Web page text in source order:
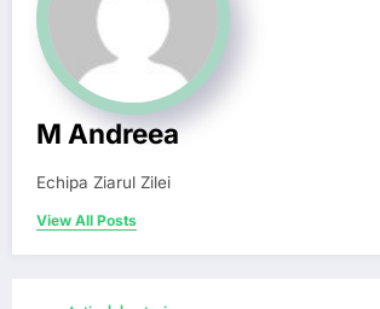
M Andreea
Echipa Ziarul Zilei
View All Posts